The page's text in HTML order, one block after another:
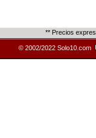
** Precios
© 2002/2022 Solo10.com